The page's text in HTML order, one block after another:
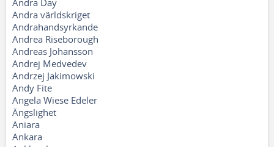
Andra Day
Andra världskriget
Andrahandsyrkande
Andrea Riseborough
Andreas Johansson
Andrej Medvedev
Andrzej Jakimowski
Andy Fite
Angela Wiese Edeler
Ängslighet
Aniara
Ankara